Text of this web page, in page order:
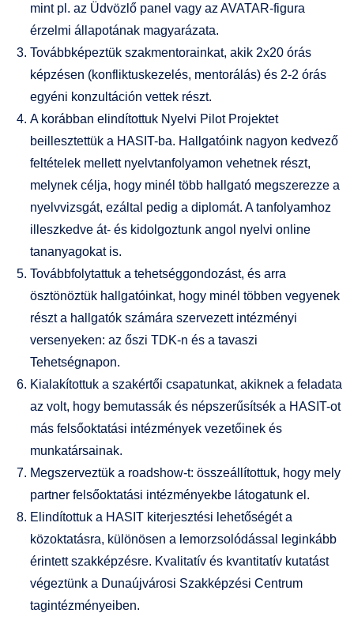
mint pl. az Üdvözlő panel vagy az AVATAR-figura
érzelmi állapotának magyarázata.
Továbbképeztük szakmentorainkat, akik 2x20 órás
képzésen (konfliktuskezelés, mentorálás) és 2-2 órás
egyéni konzultáción vettek részt.
A korábban elindítottuk Nyelvi Pilot Projektet
beillesztettük a HASIT-ba. Hallgatóink nagyon kedvező
feltételek mellett nyelvtanfolyamon vehetnek részt,
melynek célja, hogy minél több hallgató megszerezze a
nyelvvizsgát, ezáltal pedig a diplomát. A tanfolyamhoz
illeszkedve át- és kidolgoztunk angol nyelvi online
tananyagokat is.
Továbbfolytattuk a tehetséggondozást, és arra
ösztönöztük hallgatóinkat, hogy minél többen vegyenek
részt a hallgatók számára szervezett intézményi
versenyeken: az őszi TDK-n és a tavaszi
Tehetségnapon.
Kialakítottuk a szakértői csapatunkat, akiknek a feladata
az volt, hogy bemutassák és népszerűsítsék a HASIT-ot
más felsőoktatási intézmények vezetőinek és
munkatársainak.
Megszerveztük a roadshow-t: összeállítottuk, hogy mely
partner felsőoktatási intézményekbe látogatunk el.
Elindítottuk a HASIT kiterjesztési lehetőségét a
közoktatásra, különösen a lemorzsolódással leginkább
érintett szakképzésre. Kvalitatív és kvantitatív kutatást
végeztünk a Dunaújvárosi Szakképzési Centrum
tagintézményeiben.